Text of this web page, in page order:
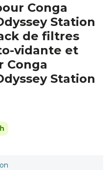
Conga
Station
de filtres
vidante et
Conga
Station